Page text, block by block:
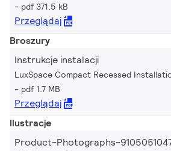
pdf 371.5 kB
Przeglądaj
Broszury
Instrukcje instalacji
LuxSpace Compact Recessed
pdf 1.7 MB
Przeglądaj
Ilustracje
Product-Photographs-